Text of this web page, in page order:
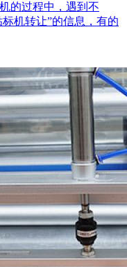
的过程中，遇到不
机转让”的信息，有的